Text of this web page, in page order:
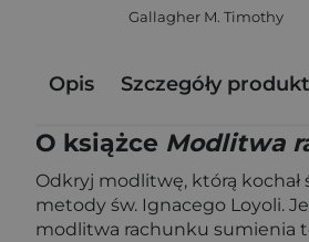
Gallagher M. Timothy
Opis Szczegóły
O książce Modlitwa
Odkryj modlitwę, którą kochał
metody św. Ignacego Loyoli.
modlitwa rachunku sumienia